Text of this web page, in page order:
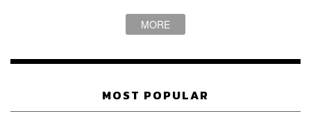
ร้องรัฐบาลของตนเองหลายต่อหลายครั้งในช่วงหลายปีที่ผ่าน
อย่างหนักในหลายพื้นที่ อีกทั้งรัฐบาลเองก็ไม่ได้จัดการกับ
ภาพจัดการประชุม COP26 ที่เมืองกลาสโกว์ เมื่อปี 2021
MORE
MOST POPULAR